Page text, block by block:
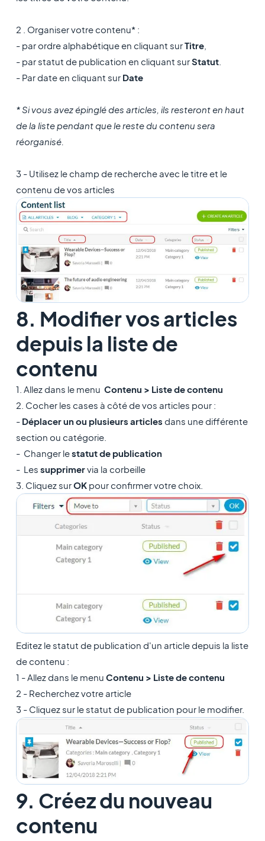
2 . Organiser votre contenu* :
- par ordre alphabétique en cliquant surTitre,
- par statut de publication en cliquant surStatut.
- Par date en cliquant sur Date
* Si vous avez épinglé des articles, ils resteront en haut
de la liste pendant que le reste du contenu sera
réorganisé.
3 - Utilisez le champ de recherche avec le titre et le
contenu de vos articles
8. Modifier vos articles
depuis la liste de
contenu
1. Allez dans le menu Contenu > Liste de contenu
2. Cocher les cases à côté de vos articles pour :
- Déplacer un ou plusieurs articles dans une différente
section ou catégorie.
- Changer lestatut de publication
- Les supprimervia la corbeille
3. Cliquez surOKpour confirmer votre choix.
Editez le statut de publication d'un article depuis la liste
de contenu :
1 - Allez dans le menu Contenu > Liste de contenu
2 - Recherchez votre article
3 - Cliquez sur le statut de publication pour le modifier.
9. Créez du nouveau
contenu